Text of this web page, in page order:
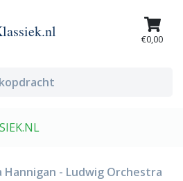
€0,00
Hannigan - Ludwig Orchestra